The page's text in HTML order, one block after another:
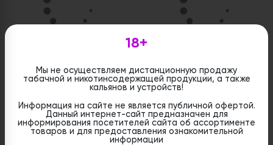
Квин (Мятный чай с
медом) 200 гр.
Цена:
руб
(Лимонный пирог) 200
гр.
Цена:
2 150руб
18+
Мы не осуществляем дистанционную продажу
табачной и никотинсодержащей продукции, а также
кальянов и устройств!
Информация на сайте не является публичной офертой.
Данный интернет-сайт предназначен для
информирования посетителей сайта об ассортименте
товаров и для предоставления ознакомительной
информации